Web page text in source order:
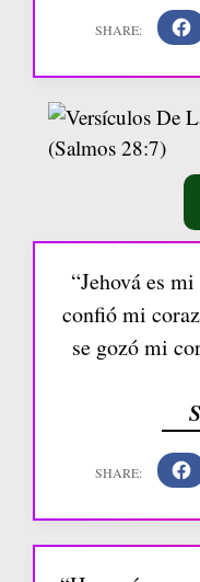
“Jehová es
confió mi
se gozó mi